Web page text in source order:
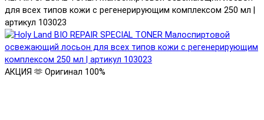
для всех типов кожи с регенерирующим комплексом 250 мл |
артикул 103023
АКЦИЯ 🫶 Оригинал 100%